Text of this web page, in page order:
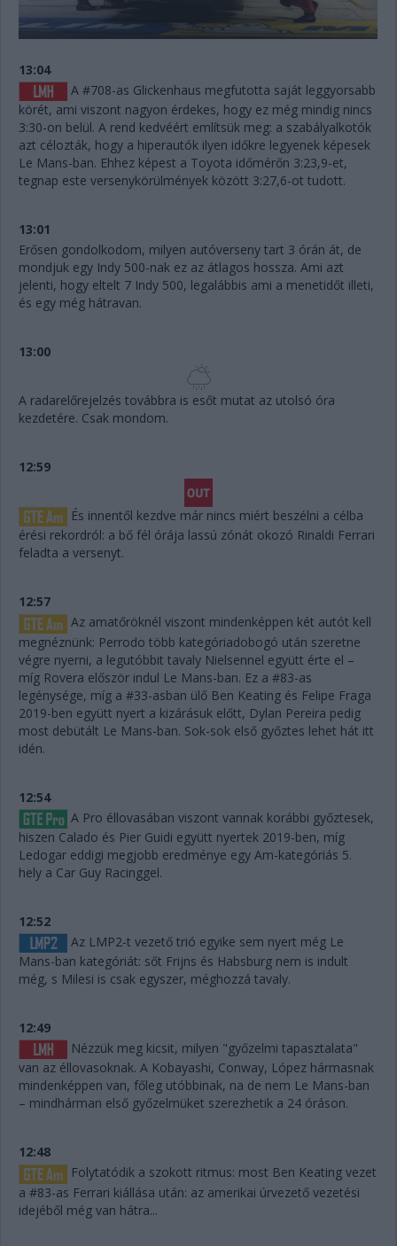
13:04
A #708-as Glickenhaus megfutotta saját leggyorsabb
körét, ami viszont nagyon érdekes, hogy ez még mindig nincs
3:30-on belül. A rend kedvéért említsük meg: a szabályalkotók
azt célozták, hogy a hiperautók ilyen időkre legyenek képesek
Le Mans-ban. Ehhez képest a Toyota időmérőn 3:23,9-et,
tegnap este versenykörülmények között 3:27,6-ot tudott.
13:01
Erősen gondolkodom, milyen autóverseny tart 3 órán át, de
mondjuk egy Indy 500-nak ez az átlagos hossza. Ami azt
jelenti, hogy eltelt 7 Indy 500, legalábbis ami a menetidőt illeti,
és egy még hátravan.
13:00
A radarelőrejelzés továbbra is esőt mutat az utolsó óra
kezdetére. Csak mondom.
12:59
És innentől kezdve már nincs miért beszélni a célba
érési rekordról: a bő fél órája lassú zónát okozó Rinaldi Ferrari
feladta a versenyt.
12:57
Az amatőröknél viszont mindenképpen két autót kell
megnéznünk: Perrodo több kategóriadobogó után szeretne
végre nyerni, a legutóbbit tavaly Nielsennel együtt érte el –
míg Rovera először indul Le Mans-ban. Ez a #83-as
legénysége, míg a #33-asban ülő Ben Keating és Felipe Fraga
2019-ben együtt nyert a kizárásuk előtt, Dylan Pereira pedig
most debütált Le Mans-ban. Sok-sok első győztes lehet hát itt
idén.
12:54
A Pro éllovasában viszont vannak korábbi győztesek,
hiszen Calado és Pier Guidi együtt nyertek 2019-ben, míg
Ledogar eddigi megjobb eredménye egy Am-kategóriás 5.
hely a Car Guy Racinggel.
12:52
Az LMP2-t vezető trió egyike sem nyert még Le
Mans-ban kategóriát: sőt Frijns és Habsburg nem is indult
még, s Milesi is csak egyszer, méghozzá tavaly.
12:49
Nézzük meg kicsit, milyen "győzelmi tapasztalata"
van az éllovasoknak. A Kobayashi, Conway, López hármasnak
mindenképpen van, főleg utóbbinak, na de nem Le Mans-ban
– mindhárman első győzelmüket szerezhetik a 24 óráson.
12:48
Folytatódik a szokott ritmus: most Ben Keating vezet
a #83-as Ferrari kiállása után: az amerikai úrvezető vezetési
idejéből még van hátra...